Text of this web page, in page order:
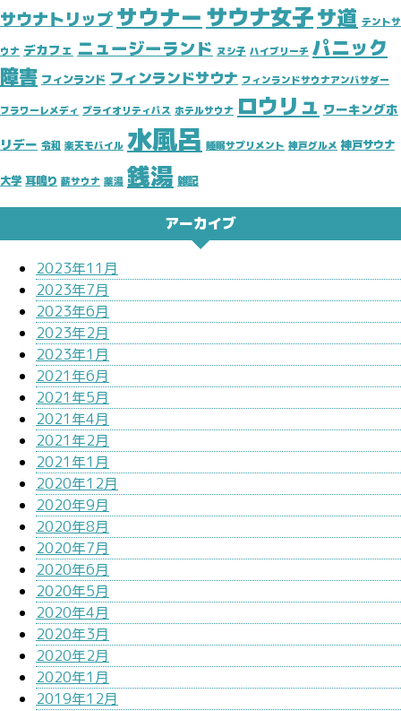
サウナトリップサウナー サウナ女子サ道 テントサ
ウナ デカフェ ニュージーランド ヌシ子 ハイブリーチ パニック
障害 フィンランド フィンランドサウナ フィンランドサウナアンバサダー
フラワーレメディ プライオリティパス ホテルサウナ ロウリュ ワーキングホ
リデー 令和 楽天モバイル 水風呂 睡眠サプリメント 神戸グルメ 神戸サウナ
大学 耳鳴り 薪サウナ 薬湯 銭湯 雑記
アーカイブ
2023年11月
2023年7月
2023年6月
2023年2月
2023年1月
2021年6月
2021年5月
2021年4月
2021年2月
2021年1月
2020年12月
2020年9月
2020年8月
2020年7月
2020年6月
2020年5月
2020年4月
2020年3月
2020年2月
2020年1月
2019年12月